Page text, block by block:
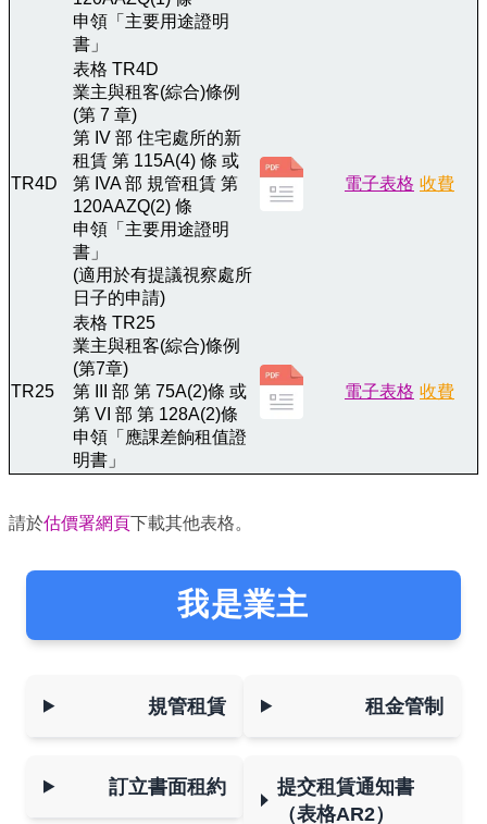
申領「主要用途證明
書」
TR4D
表格 TR4D
業主與租客(綜合)條例
(第 7 章)
第 IV 部 住宅處所的新
租賃 第 115A(4) 條 或
第 IVA 部 規管租賃 第
120AAZQ(2) 條
申領「主要用途證明
書」
(適用於有提議視察處所
日子的申請)
電子表格 收費
TR25
表格 TR25
業主與租客(綜合)條例
(第7章)
第 III 部 第 75A(2)條 或
第 VI 部 第 128A(2)條
申領「應課差餉租值證
明書」
電子表格 收費
請於估價署網頁下載其他表格。
我是業主
規管租賃
訂立書面租約
租金管制
提交租賃通知書
（表格AR2）